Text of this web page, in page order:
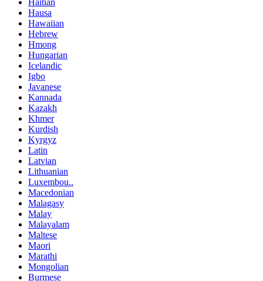
Hausa
Hawaiian
Hebrew
Hmong
Hungarian
Icelandic
Igbo
Javanese
Kannada
Kazakh
Khmer
Kurdish
Kyrgyz
Latin
Latvian
Lithuanian
Luxembou..
Macedonian
Malagasy
Malay
Malayalam
Maltese
Maori
Marathi
Mongolian
Burmese